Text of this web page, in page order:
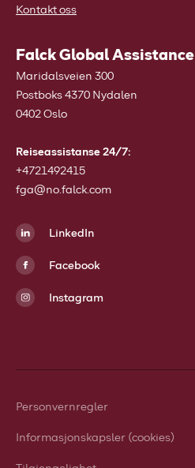
Kontakt oss
Falck Global Assistance
Maridalsveien 300
Postboks 4370 Nydalen
0402 Oslo
Reiseassistanse 24/7:
+4721492415
fga@no.falck.com
LinkedIn
Facebook
Instagram
Personvernregler
Informasjonskapsler (cookies)